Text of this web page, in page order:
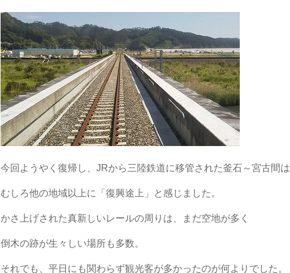
今回ようやく復帰し、JRから三陸鉄道に移管された釜石～宮古間は
むしろ他の地域以上に「復興途上」と感じました。
かさ上げされた真新しいレールの周りは、まだ空地が多く
倒木の跡が生々しい場所も多数。
それでも、平日にも関わらず観光客が多かったのが何よりでした。